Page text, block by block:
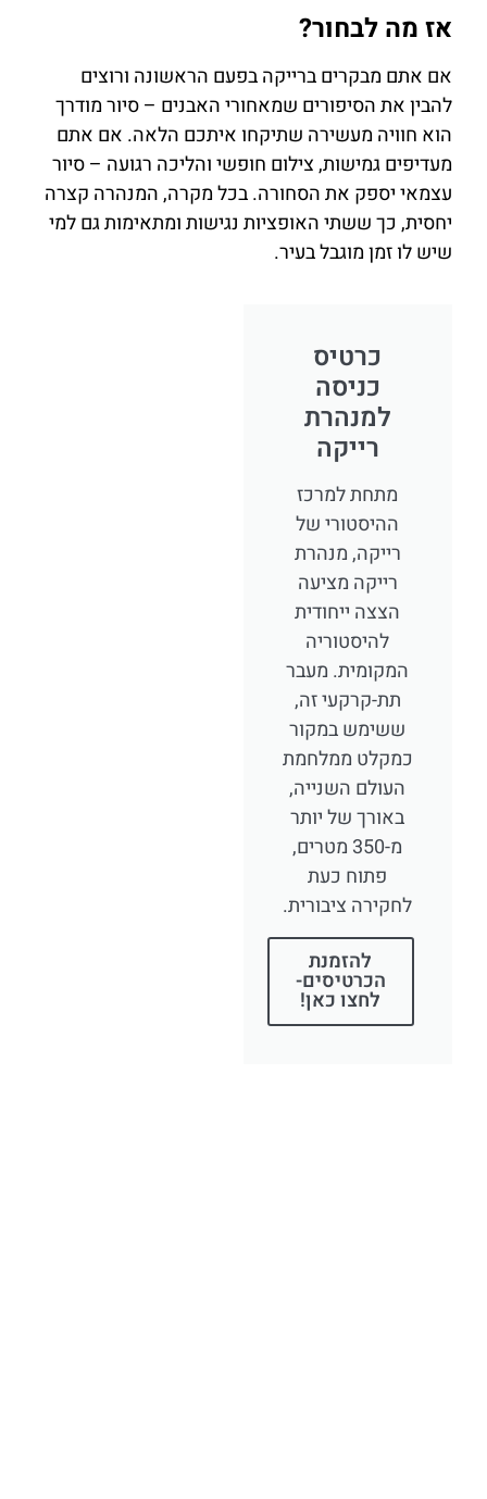
אז מה לבחור?
אם אתם מבקרים ברייקה בפעם הראשונה ורוצים
להבין את הסיפורים שמאחורי האבנים – סיור מודרך
הוא חוויה מעשירה שתיקחו איתכם הלאה. אם אתם
מעדיפים גמישות, צילום חופשי והליכה רגועה – סיור
עצמאי יספק את הסחורה. בכל מקרה, המנהרה קצרה
יחסית, כך ששתי האופציות נגישות ומתאימות גם למי
שיש לו זמן מוגבל בעיר.
כרטיס
כניסה
למנהרת
רייקה
מתחת למרכז
ההיסטורי של
רייקה, מנהרת
רייקה מציעה
הצצה ייחודית
להיסטוריה
המקומית. מעבר
תת-קרקעי זה,
ששימש במקור
כמקלט ממלחמת
העולם השנייה,
באורך של יותר
מ-350 מטרים,
פתוח כעת
לחקירה ציבורית.
להזמנת
הכרטיסים-
לחצו כאן!